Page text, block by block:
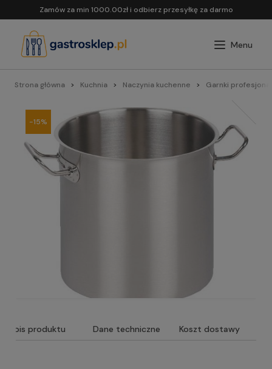
Zamów za min 1000.00zł i odbierz przesyłkę za darmo
Strona główna Kuchnia Naczynia kuchenne Garnki
-15%
Opis produktu Dane techniczne Koszt dostawy